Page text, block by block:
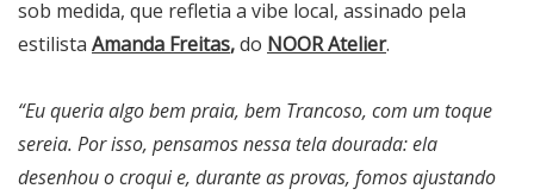
sob medida, que refletia a vibe local, assinado pela
estilista Amanda Freitas,do NOOR Atelier.
“Eu queria algo bem praia, bem Trancoso, com um toque
sereia. Por isso, pensamos nessa tela dourada: ela
desenhou o croqui e, durante as provas, fomos ajustando